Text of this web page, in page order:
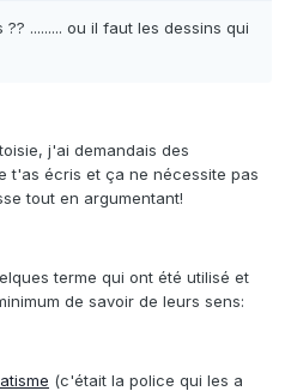
......... ou il faut les dessins qui
j'ai demandais des
t'as écris et ça ne nécessite pas
tout en argumentant!
terme qui ont été utilisé et
de savoir de leurs sens:
(c'était la police qui les a